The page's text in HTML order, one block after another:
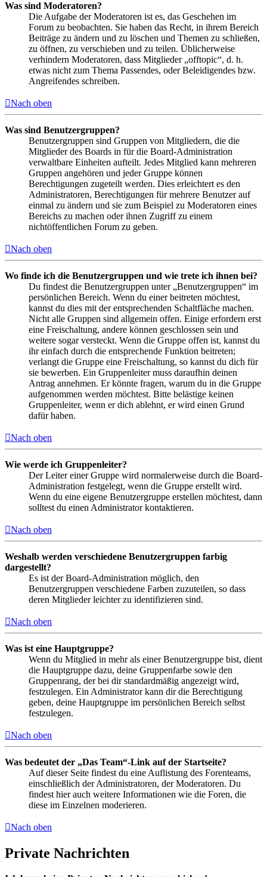
Was sind Moderatoren?
Die Aufgabe der Moderatoren ist es, das Geschehen im
Forum zu beobachten. Sie haben das Recht, in ihrem Bereich
Beiträge zu ändern und zu löschen und Themen zu schließen,
zu öffnen, zu verschieben und zu teilen. Üblicherweise
verhindern Moderatoren, dass Mitglieder „offtopic“, d. h.
etwas nicht zum Thema Passendes, oder Beleidigendes bzw.
Angreifendes schreiben.
Nach oben
Was sind Benutzergruppen?
Benutzergruppen sind Gruppen von Mitgliedern, die die
Mitglieder des Boards in für die Board-Administration
verwaltbare Einheiten aufteilt. Jedes Mitglied kann mehreren
Gruppen angehören und jeder Gruppe können
Berechtigungen zugeteilt werden. Dies erleichtert es den
Administratoren, Berechtigungen für mehrere Benutzer auf
einmal zu ändern und sie zum Beispiel zu Moderatoren eines
Bereichs zu machen oder ihnen Zugriff zu einem
nichtöffentlichen Forum zu geben.
Nach oben
Wo finde ich die Benutzergruppen und wie trete ich ihnen bei?
Du findest die Benutzergruppen unter „Benutzergruppen“ im
persönlichen Bereich. Wenn du einer beitreten möchtest,
kannst du dies mit der entsprechenden Schaltfläche machen.
Nicht alle Gruppen sind allgemein offen. Einige erfordern erst
eine Freischaltung, andere können geschlossen sein und
weitere sogar versteckt. Wenn die Gruppe offen ist, kannst du
ihr einfach durch die entsprechende Funktion beitreten;
verlangt die Gruppe eine Freischaltung, so kannst du dich für
sie bewerben. Ein Gruppenleiter muss daraufhin deinen
Antrag annehmen. Er könnte fragen, warum du in die Gruppe
aufgenommen werden möchtest. Bitte belästige keinen
Gruppenleiter, wenn er dich ablehnt, er wird einen Grund
dafür haben.
Nach oben
Wie werde ich Gruppenleiter?
Der Leiter einer Gruppe wird normalerweise durch die Board-
Administration festgelegt, wenn die Gruppe erstellt wird.
Wenn du eine eigene Benutzergruppe erstellen möchtest, dann
solltest du einen Administrator kontaktieren.
Nach oben
Weshalb werden verschiedene Benutzergruppen farbig
dargestellt?
Es ist der Board-Administration möglich, den
Benutzergruppen verschiedene Farben zuzuteilen, so dass
deren Mitglieder leichter zu identifizieren sind.
Nach oben
Was ist eine Hauptgruppe?
Wenn du Mitglied in mehr als einer Benutzergruppe bist, dient
die Hauptgruppe dazu, deine Gruppenfarbe sowie den
Gruppenrang, der bei dir standardmäßig angezeigt wird,
festzulegen. Ein Administrator kann dir die Berechtigung
geben, deine Hauptgruppe im persönlichen Bereich selbst
festzulegen.
Nach oben
Was bedeutet der „Das Team“-Link auf der Startseite?
Auf dieser Seite findest du eine Auflistung des Forenteams,
einschließlich der Administratoren, der Moderatoren. Du
findest hier auch weitere Informationen wie die Foren, die
diese im Einzelnen moderieren.
Nach oben
Private Nachrichten